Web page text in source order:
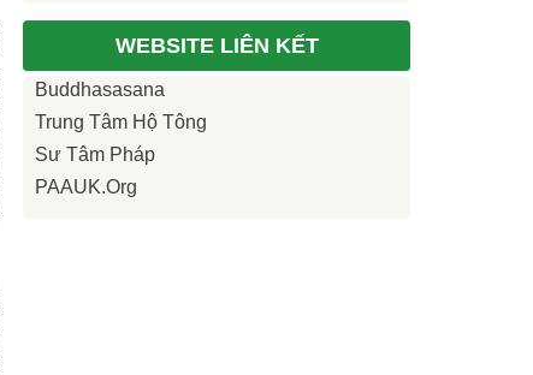
WEBSITE LIÊN KẾT
Buddhasasana
Trung Tâm Hộ Tông
Sư Tâm Pháp
PAAUK.org